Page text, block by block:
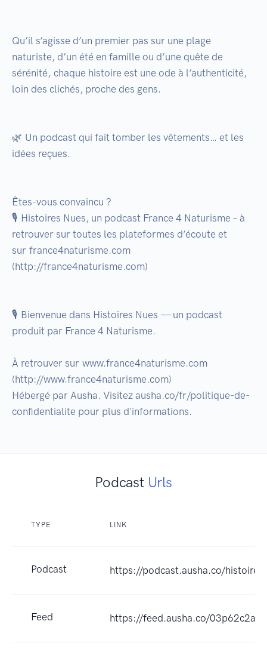
Qu’il s’agisse d’un premier pas sur une plage
naturiste, d’un été en famille ou d’une quête de
sérénité, chaque histoire est une ode à l’authenticité,
loin des clichés, proche des gens.
🌿 Un podcast qui fait tomber les vêtements… et les
idées reçues.
Êtes-vous convaincu ?
🎙️ Histoires Nues, un podcast France 4 Naturisme – à
retrouver sur toutes les plateformes d’écoute et
sur france4naturisme.com
(http://france4naturisme.com)
🎙️ Bienvenue dans Histoires Nues — un podcast
produit par France 4 Naturisme.
À retrouver sur www.france4naturisme.com
(http://www.france4naturisme.com)
Hébergé par Ausha. Visitez ausha.co/fr/politique-de-
confidentialite pour plus d'informations.
Podcast Urls
TYPE LINK
Podcast https://podcast.ausha.co/
Feed https://feed.ausha.co/